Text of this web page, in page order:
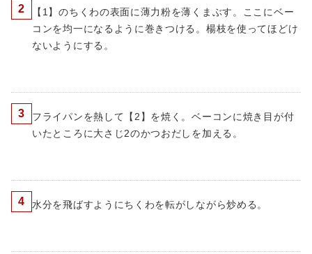
2
【1】のちくわの表面に薄力粉を薄くまぶす。ここにベー
コンを均一になるように巻きつける。楊枝を使ってほどけ
ないようにする。
3
フライパンを熱して【2】を焼く。ベーコンに焼き目が付
いたところに大さじ2のかつおだしを加える。
4 水分を飛ばすようにちくわを転がしながら炒める。